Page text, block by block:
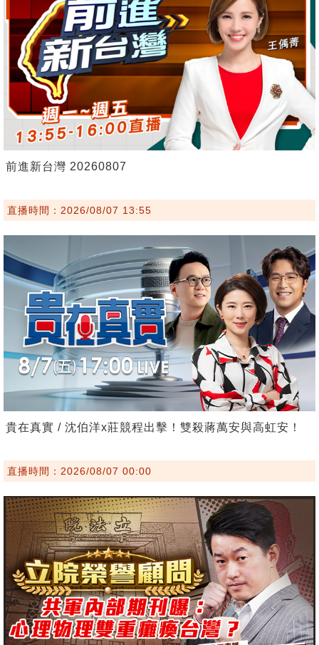
前進新台灣 20260807
直播時間：2026/08/07 13:55
貴在真實 / 沈伯洋x莊競程出擊！雙殺蔣萬安與高虹安！
直播時間：2026/08/07 00:00